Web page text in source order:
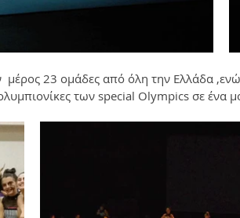
μέρος 23 ομάδες από όλη την Ελλάδα
των special Olympics σε ένα